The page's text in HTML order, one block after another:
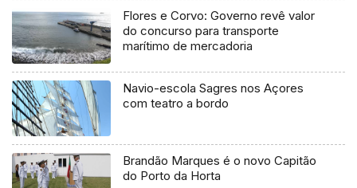
Flores e Corvo: Governo revê valor
do concurso para transporte
marítimo de mercadoria
Navio-escola Sagres nos Açores
com teatro a bordo
Brandão Marques é o novo Capitão
do Porto da Horta